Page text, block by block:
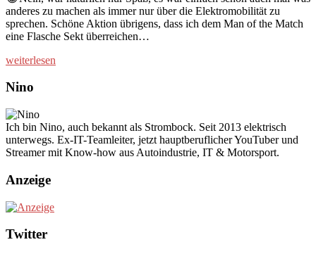
anderes zu machen als immer nur über die Elektromobilität zu
sprechen. Schöne Aktion übrigens, dass ich dem Man of the Match
eine Flasche Sekt überreichen…
weiterlesen
Nino
Ich bin Nino, auch bekannt als Strombock. Seit 2013 elektrisch
unterwegs. Ex-IT-Teamleiter, jetzt hauptberuflicher YouTuber und
Streamer mit Know-how aus Autoindustrie, IT & Motorsport.
Anzeige
Twitter